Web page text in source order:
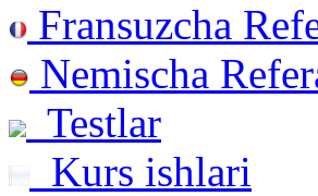
Fransuzcha
Nemischa
Testlar
Kurs ishlari